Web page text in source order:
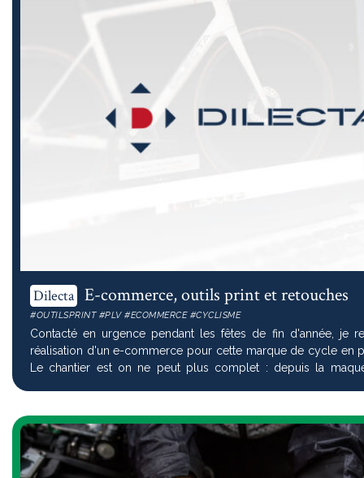
Dilecta E-commerce, outils print et retouches
#OUTILSPRINT #PLV #ECOMMERCE #CYCLISME
Contacté en urgence pendant les fêtes de fin d'année, je
réalisation d'un e-commerce pour cette marque de cycle en
Le chantier est on ne peut plus complet : depuis la